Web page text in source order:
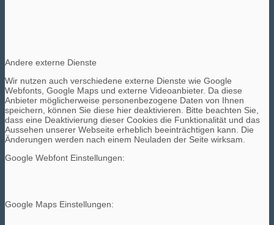
Andere externe Dienste
Wir nutzen auch verschiedene externe Dienste wie Google
Webfonts, Google Maps und externe Videoanbieter. Da diese
Anbieter möglicherweise personenbezogene Daten von Ihnen
speichern, können Sie diese hier deaktivieren. Bitte beachten Sie,
dass eine Deaktivierung dieser Cookies die Funktionalität und das
Aussehen unserer Webseite erheblich beeinträchtigen kann. Die
Änderungen werden nach einem Neuladen der Seite wirksam.
Google Webfont Einstellungen:
Google Maps Einstellungen: